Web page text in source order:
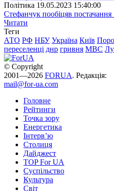
Полiтика 19.05.2023 15:40:00
Стефанчук пообіцяв
Читати
Теги
АТО РФ НБУ Україна Київ
переселенці днр гривня МВС
© Copyright
2001—2026 FORUA. Редакція:
mail@for-ua.com
Головне
Рейтинги
Точка зору
Енергетика
Інтерв’ю
Столиця
Дайджест
TOP For UA
Суспiльство
Культура
Світ